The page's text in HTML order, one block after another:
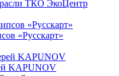
ТКО ЭкоЦентр
«Русскарт»
KAPUNOV